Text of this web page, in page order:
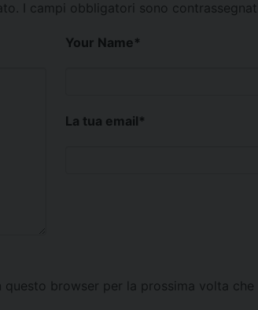
I campi obbligatori sono contrassegnati
Your Name*
La tua email*
browser per la prossima volta che